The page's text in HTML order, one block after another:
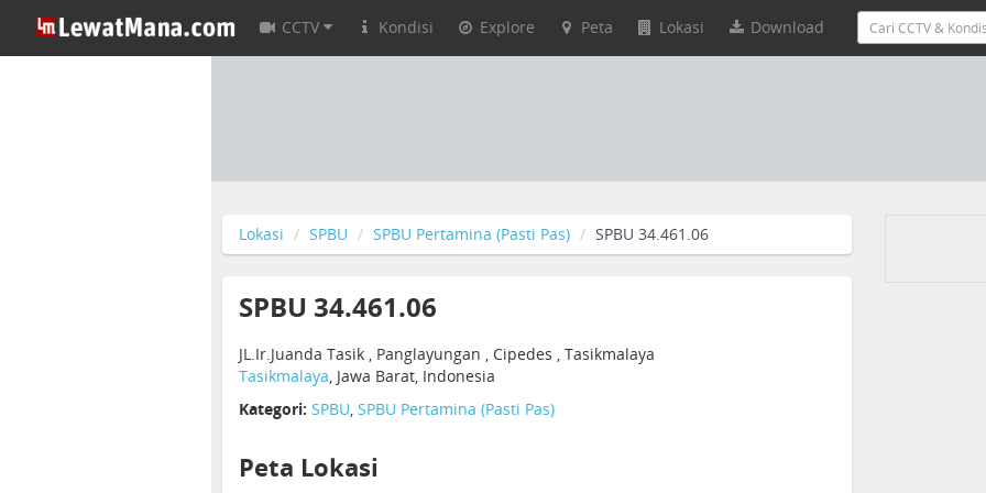
CCTV Kondisi Explore Peta Lokasi Download
Lokasi SPBU SPBU Pertamina (Pasti Pas) SPBU 34.461.06
SPBU 34.461.06
JL.Ir.Juanda Tasik , Panglayungan , Cipedes , Tasikmalaya
Tasikmalaya, Jawa Barat, Indonesia
Kategori: SPBU, SPBU Pertamina (Pasti Pas)
Peta Lokasi